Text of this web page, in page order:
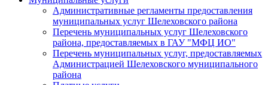
Административные регламенты предоставления
муниципальных услуг Шелеховского района
Перечень муниципальных услуг Шелеховского
района, предоставляемых в ГАУ "МФЦ ИО"
Перечень муниципальных услуг, предоставляемых
Администрацией Шелеховского муниципального
района